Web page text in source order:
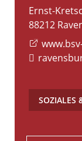
Ernst-
88212
SOZIALES